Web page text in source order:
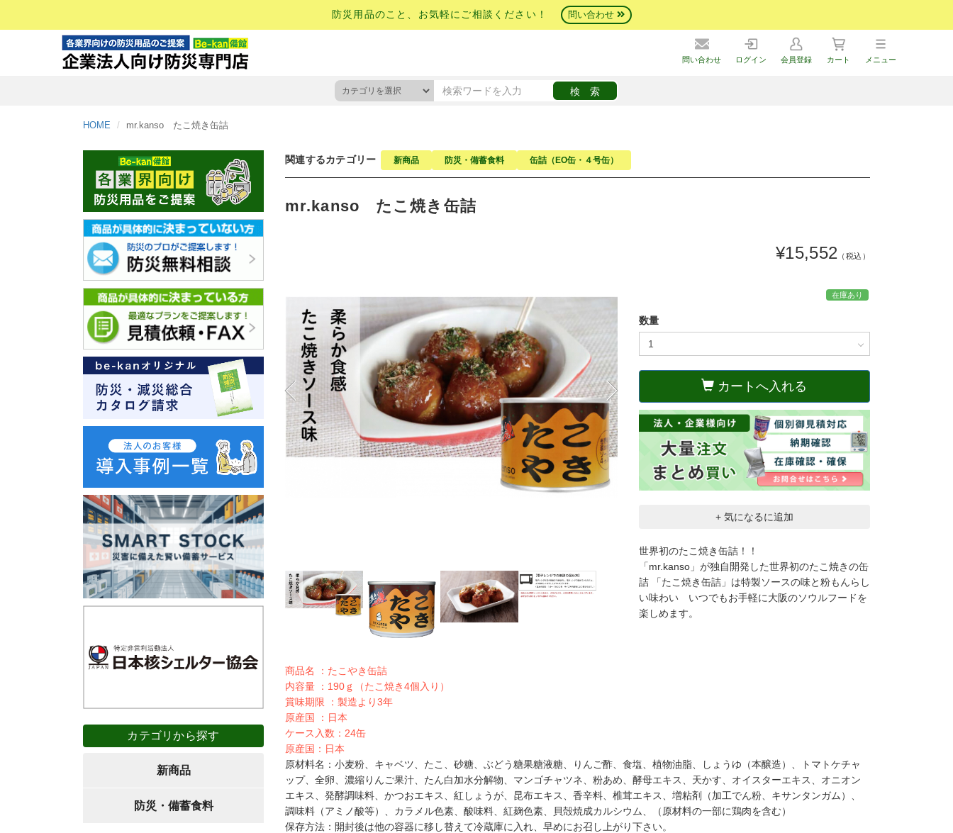
防災用品のこと、お気軽にご相談ください！ 問い合わせ
問い合わせ ログイン 会員登録 カート メニュー
HOME mr.kanso たこ焼き缶詰
関連するカテゴリー 新商品 防災・備蓄食料 缶詰（EO缶・４号缶）
mr.kanso たこ焼き缶詰
¥15,552 （税込）
在庫あり
数量
カートへ入れる
+ 気になるに追加
世界初のたこ焼き缶詰！！
「mr.kanso」が独自開発した世界初のたこ焼きの缶
詰 「たこ焼き缶詰」は特製ソースの味と粉もんらし
い味わい いつでもお手軽に大阪のソウルフードを
楽しめます。
商品名 ：たこやき缶詰
内容量 ：190ｇ（たこ焼き4個入り）
賞味期限 ：製造より3年
原産国 ：日本
ケース入数：24缶
原産国：日本
原材料名：小麦粉、キャベツ、たこ、砂糖、ぶどう糖果糖液糖、りんご酢、食塩、植物油脂、しょうゆ（本醸造）、トマトケチャ
ップ、全卵、濃縮りんご果汁、たん白加水分解物、マンゴチャツネ、粉あめ、酵母エキス、天かす、オイスターエキス、オニオン
エキス、発酵調味料、かつおエキス、紅しょうが、昆布エキス、香辛料、椎茸エキス、増粘剤（加工でん粉、キサンタンガム）、
調味料（アミノ酸等）、カラメル色素、酸味料、紅麹色素、貝殻焼成カルシウム、（原材料の一部に鶏肉を含む）
保存方法：開封後は他の容器に移し替えて冷蔵庫に入れ、早めにお召し上がり下さい。
カテゴリから探す
新商品
防災・備蓄食料